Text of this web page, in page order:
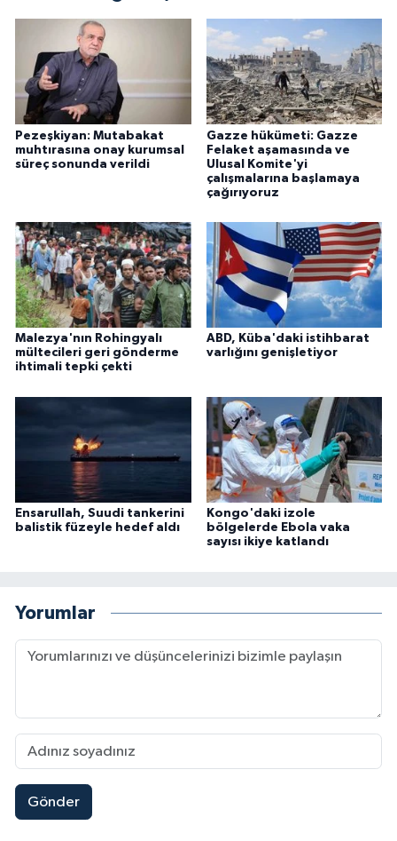
Pezeşkiyan: Mutabakat
muhtırasına onay kurumsal
süreç sonunda verildi
Gazze hükümeti: Gazze
Felaket aşamasında ve
Ulusal Komite'yi
çalışmalarına başlamaya
çağırıyoruz
Malezya'nın Rohingyalı
mültecileri geri gönderme
ihtimali tepki çekti
ABD, Küba'daki istihbarat
varlığını genişletiyor
Ensarullah, Suudi tankerini
balistik füzeyle hedef aldı
Kongo'daki izole
bölgelerde Ebola vaka
sayısı ikiye katlandı
Yorumlar
Gönder